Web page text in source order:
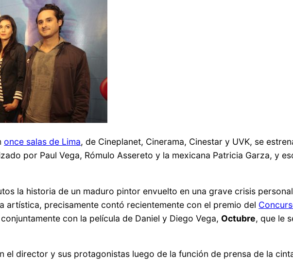
once salas de Lima, de Cineplanet, Cinerama, Cinestar y UVK, se
por Paul Vega, Rómulo Assereto y la mexicana Patricia Garza, y
la historia de un maduro pintor envuelto en una grave crisis
artística, precisamente contó recientemente con el premio del
con la película de Daniel y Diego Vega, Octubre, que le
el director y sus protagonistas luego de la función de prensa de la